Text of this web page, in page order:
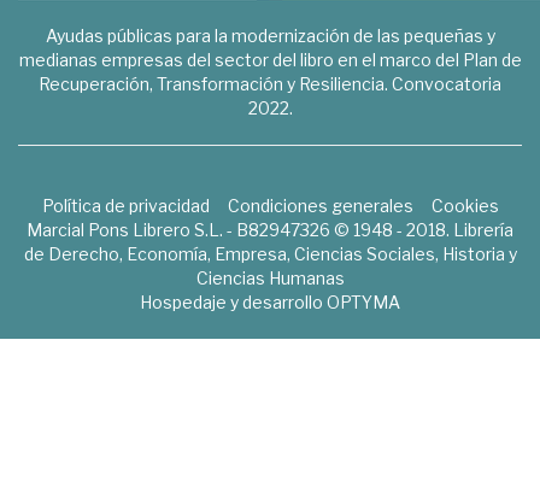
Ayudas públicas para la modernización de las pequeñas y
medianas empresas del sector del libro en el marco del Plan de
Recuperación, Transformación y Resiliencia. Convocatoria
2022.
Política de privacidad Condiciones generales
Cookies
Marcial Pons Librero S.L. - B82947326 © 1948 - 2018. Librería
de Derecho, Economía, Empresa, Ciencias Sociales, Historia y
Ciencias Humanas
Hospedaje y desarrollo OPTYMA